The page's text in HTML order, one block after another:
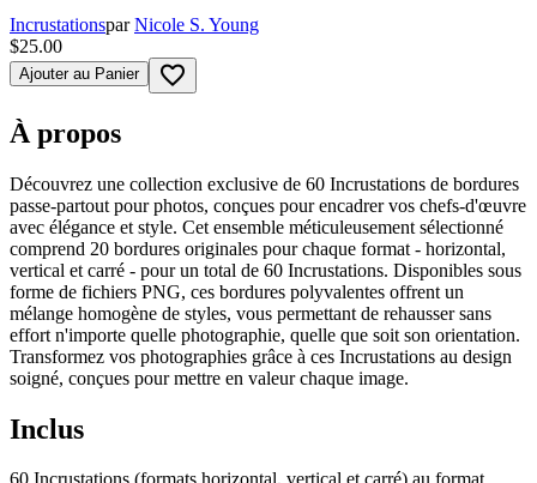
Incrustationspar Nicole S. Young
$25.00
Ajouter au Panier favorite_border
À propos
Découvrez une collection exclusive de 60 Incrustations de bordures
passe-partout pour photos, conçues pour encadrer vos chefs-d'œuvre
avec élégance et style. Cet ensemble méticuleusement sélectionné
comprend 20 bordures originales pour chaque format - horizontal,
vertical et carré - pour un total de 60 Incrustations. Disponibles sous
forme de fichiers PNG, ces bordures polyvalentes offrent un
mélange homogène de styles, vous permettant de rehausser sans
effort n'importe quelle photographie, quelle que soit son orientation.
Transformez vos photographies grâce à ces Incrustations au design
soigné, conçues pour mettre en valeur chaque image.
Inclus